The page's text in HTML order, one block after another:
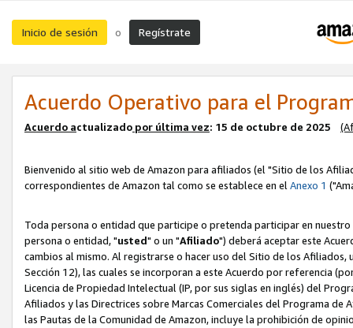
Inicio de sesión o Regístrate
Acuerdo Operativo para el
Acuerdo actualizado por última vez: 15 de octubre de 2025
Bienvenido al sitio web de Amazon para afiliados (el "Sitio de los
correspondientes de Amazon tal como se establece en elAnexo 1
Toda persona o entidad que participe o pretenda participar en
persona o entidad, "usted" o un "Afiliado") deberá aceptar este
cambios al mismo. Al registrarse o hacer uso del Sitio de los
Sección 12), las cuales se incorporan a este Acuerdo por referencia
Licencia de Propiedad Intelectual (IP, por sus siglas en inglés) del
Afiliados y las Directrices sobre Marcas Comerciales del Programa
las Pautas de la Comunidad de Amazon, incluye la prohibición de